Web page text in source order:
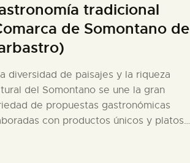
tradicional
de Somontano de
diversidad de paisajes y la riqueza
del Somontano se une la gran
de propuestas gastronómicas
con productos únicos y platos…